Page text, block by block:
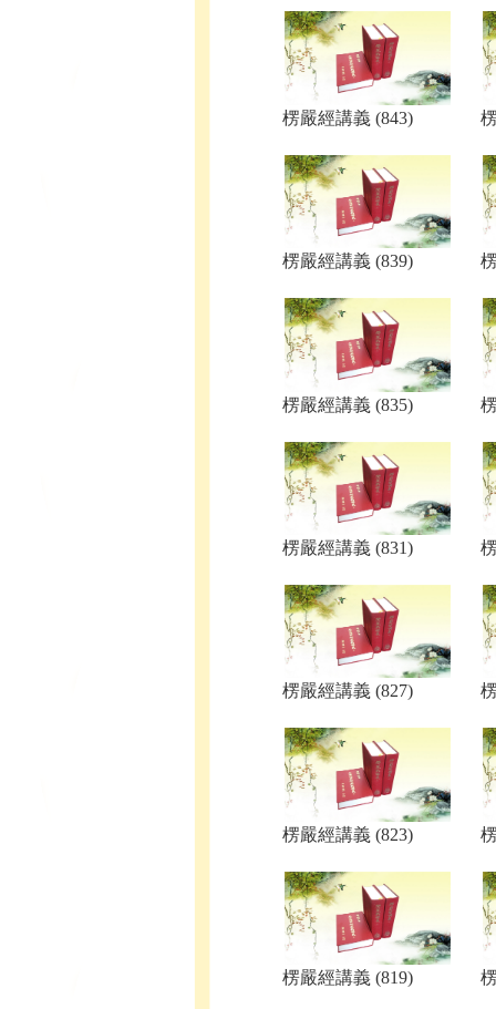
楞嚴經講義 (843)
楞嚴經講義 (839)
楞嚴經講義 (835)
楞嚴經講義 (831)
楞嚴經講義 (827)
楞嚴經講義 (823)
楞嚴經講義 (819)